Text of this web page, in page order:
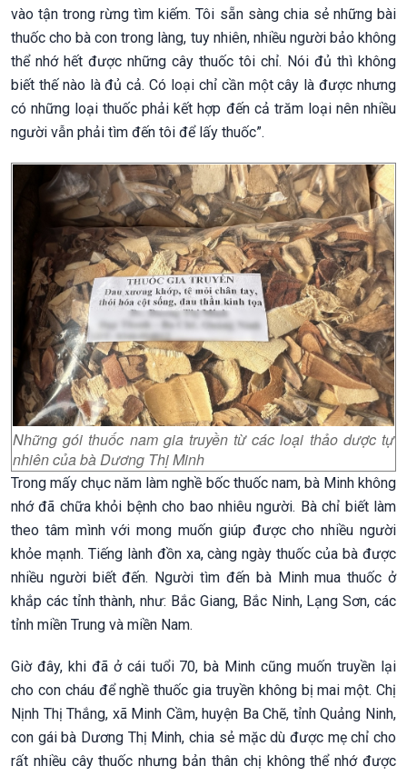
vào tận trong rừng tìm kiếm. Tôi sẵn sàng chia sẻ những bài
thuốc cho bà con trong làng, tuy nhiên, nhiều người bảo không
thể nhớ hết được những cây thuốc tôi chỉ. Nói đủ thì không
biết thế nào là đủ cả. Có loại chỉ cần một cây là được nhưng
có những loại thuốc phải kết hợp đến cả trăm loại nên nhiều
người vẫn phải tìm đến tôi để lấy thuốc”.
Những gói thuốc nam gia truyền từ các loại thảo dược tự
nhiên của bà Dương Thị Minh
Trong mấy chục năm làm nghề bốc thuốc nam, bà Minh không
nhớ đã chữa khỏi bệnh cho bao nhiêu người. Bà chỉ biết làm
theo tâm mình với mong muốn giúp được cho nhiều người
khỏe mạnh. Tiếng lành đồn xa, càng ngày thuốc của bà được
nhiều người biết đến. Người tìm đến bà Minh mua thuốc ở
khắp các tỉnh thành, như: Bắc Giang, Bắc Ninh, Lạng Sơn, các
tỉnh miền Trung và miền Nam.
Giờ đây, khi đã ở cái tuổi 70, bà Minh cũng muốn truyền lại
cho con cháu để nghề thuốc gia truyền không bị mai một. Chị
Nịnh Thị Thắng, xã Minh Cầm, huyện Ba Chẽ, tỉnh Quảng Ninh,
con gái bà Dương Thị Minh, chia sẻ mặc dù được mẹ chỉ cho
rất nhiều cây thuốc nhưng bản thân chị không thể nhớ được